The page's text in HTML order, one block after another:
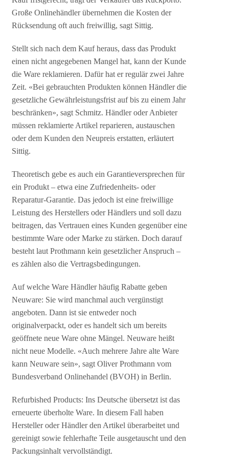
Große Onlinehändler übernehmen die Kosten der
Rücksendung oft auch freiwillig, sagt Sittig.
Stellt sich nach dem Kauf heraus, dass das Produkt
einen nicht angegebenen Mangel hat, kann der Kunde
die Ware reklamieren. Dafür hat er regulär zwei Jahre
Zeit. «Bei gebrauchten Produkten können Händler die
gesetzliche Gewährleistungsfrist auf bis zu einem Jahr
beschränken», sagt Schmitz. Händler oder Anbieter
müssen reklamierte Artikel reparieren, austauschen
oder dem Kunden den Neupreis erstatten, erläutert
Sittig.
Theoretisch gebe es auch ein Garantieversprechen für
ein Produkt – etwa eine Zufriedenheits- oder
Reparatur-Garantie. Das jedoch ist eine freiwillige
Leistung des Herstellers oder Händlers und soll dazu
beitragen, das Vertrauen eines Kunden gegenüber eine
bestimmte Ware oder Marke zu stärken. Doch darauf
besteht laut Prothmann kein gesetzlicher Anspruch –
es zählen also die Vertragsbedingungen.
Auf welche Ware Händler häufig Rabatte geben
Neuware: Sie wird manchmal auch vergünstigt
angeboten. Dann ist sie entweder noch
originalverpackt, oder es handelt sich um bereits
geöffnete neue Ware ohne Mängel. Neuware heißt
nicht neue Modelle. «Auch mehrere Jahre alte Ware
kann Neuware sein», sagt Oliver Prothmann vom
Bundesverband Onlinehandel (BVOH) in Berlin.
Refurbished Products: Ins Deutsche übersetzt ist das
erneuerte überholte Ware. In diesem Fall haben
Hersteller oder Händler den Artikel überarbeitet und
gereinigt sowie fehlerhafte Teile ausgetauscht und den
Packungsinhalt vervollständigt.